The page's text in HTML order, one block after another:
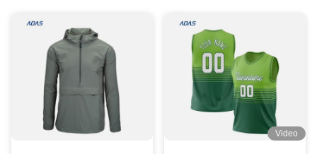
Video